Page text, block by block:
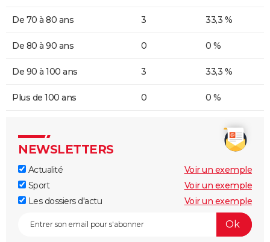
De 70 à 80 ans 3 33,3 %
De 80 à 90 ans 0 0 %
De 90 à 100 ans 3 33,3 %
Plus de 100 ans 0 0 %
NEWSLETTERS
Actualité
Voir un exemple
Sport
Voir un exemple
Les dossiers d'actu
Voir un exemple